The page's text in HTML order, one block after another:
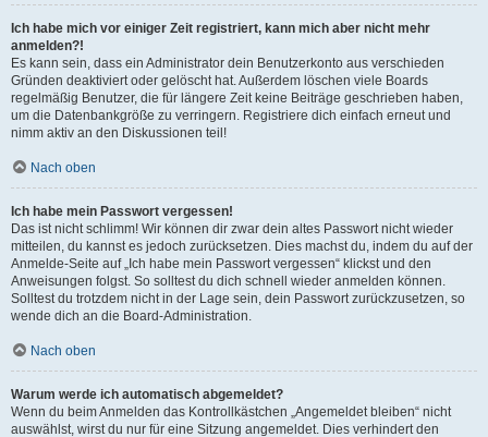
Ich habe mich vor einiger Zeit registriert, kann mich aber nicht mehr
anmelden?!
Es kann sein, dass ein Administrator dein Benutzerkonto aus verschieden
Gründen deaktiviert oder gelöscht hat. Außerdem löschen viele Boards
regelmäßig Benutzer, die für längere Zeit keine Beiträge geschrieben haben,
um die Datenbankgröße zu verringern. Registriere dich einfach erneut und
nimm aktiv an den Diskussionen teil!
Nach oben
Ich habe mein Passwort vergessen!
Das ist nicht schlimm! Wir können dir zwar dein altes Passwort nicht wieder
mitteilen, du kannst es jedoch zurücksetzen. Dies machst du, indem du auf der
Anmelde-Seite auf „Ich habe mein Passwort vergessen“ klickst und den
Anweisungen folgst. So solltest du dich schnell wieder anmelden können.
Solltest du trotzdem nicht in der Lage sein, dein Passwort zurückzusetzen, so
wende dich an die Board-Administration.
Nach oben
Warum werde ich automatisch abgemeldet?
Wenn du beim Anmelden das Kontrollkästchen „Angemeldet bleiben“ nicht
auswählst, wirst du nur für eine Sitzung angemeldet. Dies verhindert den